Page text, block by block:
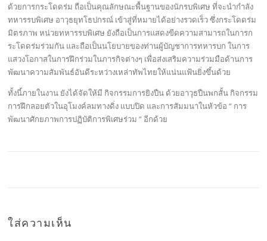
ด้วยการกระโดดร่ม ถือเป็นคุณลักษณะพื้นฐานของนักรบพิเศษ ที่จะนำกำลัง
ทหารรบพิเศษ อาวุธยุทโธปกรณ์ เข้าสู่ที่หมายได้อย่างรวดเร็ว ซึ่งกระโดดร่ม
มิตรภาพ หน่วยทหารรบพิเศษ ยังถือเป็นการแสดงขีดความสามารถในการก
ระโดดร่มร่วมกัน และถือเป็นนโยบายของท่านผู้บัญชาการทหารบก ในการ
แสวงโอกาสในการฝึกร่วมในภารกิจต่างๆ เพื่อส่งเสริมความร่วมมือด้านการ
พัฒนาความสัมพันธ์อันดีระหว่างเหล่าทัพไทยให้แน่นแฟ้นยิ่งขึ้นด้วย
ทั้งนี้ภายในงาน ยังได้จัดให้มี กิจกรรมการยิงปืน ด้วยอาวุธปืนพกสั้น กิจกรรม
การฝึกลอยตัวในอุโมงค์ลมทางดิ่ง แบบปิด และการสัมมนาในหัวข้อ ” การ
พัฒนาศักยภาพการปฏิบัติการพิเศษร่วม ” อีกด้วย
ใส่ความเห็น